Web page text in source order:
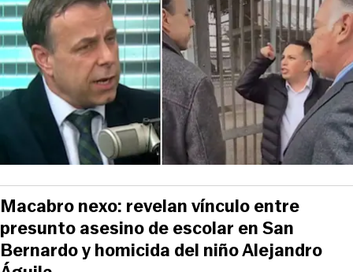
Macabro nexo: revelan vínculo entre
presunto asesino de escolar en San
Bernardo y homicida del niño Alejandro